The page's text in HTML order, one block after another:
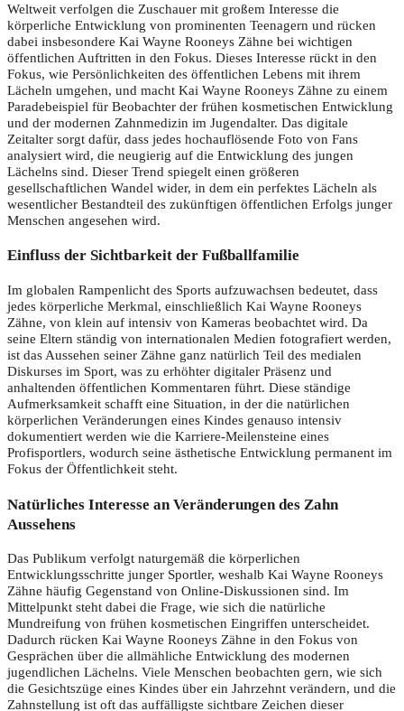
Weltweit verfolgen die Zuschauer mit großem Interesse die
körperliche Entwicklung von prominenten Teenagern und rücken
dabei insbesondere Kai Wayne Rooneys Zähne bei wichtigen
öffentlichen Auftritten in den Fokus. Dieses Interesse rückt in den
Fokus, wie Persönlichkeiten des öffentlichen Lebens mit ihrem
Lächeln umgehen, und macht Kai Wayne Rooneys Zähne zu einem
Paradebeispiel für Beobachter der frühen kosmetischen Entwicklung
und der modernen Zahnmedizin im Jugendalter. Das digitale
Zeitalter sorgt dafür, dass jedes hochauflösende Foto von Fans
analysiert wird, die neugierig auf die Entwicklung des jungen
Lächelns sind. Dieser Trend spiegelt einen größeren
gesellschaftlichen Wandel wider, in dem ein perfektes Lächeln als
wesentlicher Bestandteil des zukünftigen öffentlichen Erfolgs junger
Menschen angesehen wird.
Einfluss der Sichtbarkeit der Fußballfamilie
Im globalen Rampenlicht des Sports aufzuwachsen bedeutet, dass
jedes körperliche Merkmal, einschließlich Kai Wayne Rooneys
Zähne, von klein auf intensiv von Kameras beobachtet wird. Da
seine Eltern ständig von internationalen Medien fotografiert werden,
ist das Aussehen seiner Zähne ganz natürlich Teil des medialen
Diskurses im Sport, was zu erhöhter digitaler Präsenz und
anhaltenden öffentlichen Kommentaren führt. Diese ständige
Aufmerksamkeit schafft eine Situation, in der die natürlichen
körperlichen Veränderungen eines Kindes genauso intensiv
dokumentiert werden wie die Karriere-Meilensteine ​​eines
Profisportlers, wodurch seine ästhetische Entwicklung permanent im
Fokus der Öffentlichkeit steht.
Natürliches Interesse an Veränderungen des Zahn
Aussehens
Das Publikum verfolgt naturgemäß die körperlichen
Entwicklungsschritte junger Sportler, weshalb Kai Wayne Rooneys
Zähne häufig Gegenstand von Online-Diskussionen sind. Im
Mittelpunkt steht dabei die Frage, wie sich die natürliche
Mundreifung von frühen kosmetischen Eingriffen unterscheidet.
Dadurch rücken Kai Wayne Rooneys Zähne in den Fokus von
Gesprächen über die allmähliche Entwicklung des modernen
jugendlichen Lächelns. Viele Menschen beobachten gern, wie sich
die Gesichtszüge eines Kindes über ein Jahrzehnt verändern, und die
Zahnstellung ist oft das auffälligste sichtbare Zeichen dieser